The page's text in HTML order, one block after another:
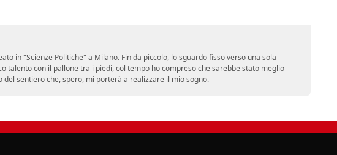
in "Scienze Politiche" a Milano. Fin da piccolo, lo sguardo fisso verso una sola
talento con il pallone tra i piedi, col tempo ho compreso che sarebbe stato meglio
sentiero che, spero, mi porterà a realizzare il mio sogno.